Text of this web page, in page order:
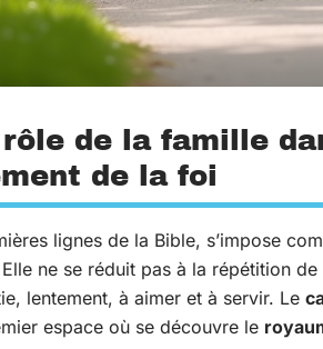
de la famille
de la foi
lignes de la Bible, s’impose
ne se réduit pas à la répétition
lentement, à aimer et à servir. Le
espace où se découvre le